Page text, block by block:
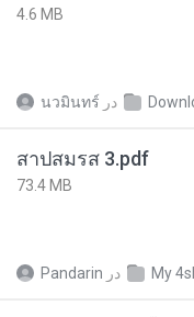
4.6 MB
นวมินทร์ در
สาปสมรส 3.pdf
73.4 MB
Pandarin در My